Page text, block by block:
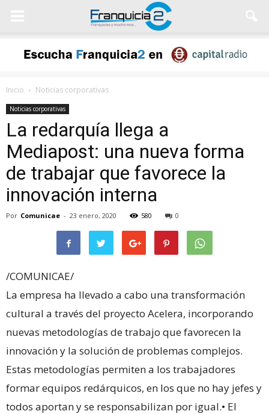
Inicio Noticias corporativas
Noticias corporativas
La redarquía llega a
Mediapost: una nueva forma
de trabajar que favorece la
innovación interna
Por Comunicae - 23 enero, 2020 580 0
/COMUNICAE/
La empresa ha llevado a cabo una transformación
cultural a través del proyecto Acelera, incorporando
nuevas metodologías de trabajo que favorecen la
innovación y la solución de problemas complejos.
Estas metodologías permiten a los trabajadores
formar equipos redárquicos, en los que no hay jefes y
todos aportan y se responsabilizan por igual.• El